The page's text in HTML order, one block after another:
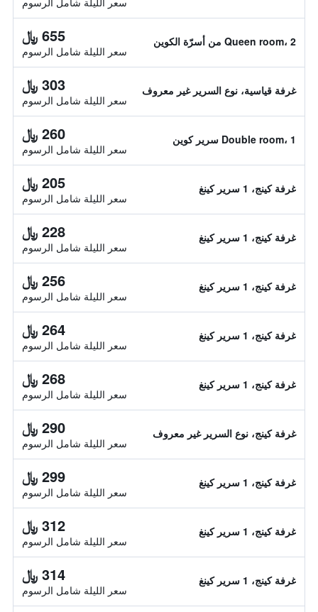
Queen room، 2 من أسرّة الكوين 655 ﷼
سعر الليلة شامل الرسوم
غرفة قياسية، نوع السرير غير معروف 303 ﷼
سعر الليلة شامل الرسوم
Double room، 1 سرير كوين 260 ﷼
سعر الليلة شامل الرسوم
غرفة كينج، 1 سرير كينغ 205 ﷼
سعر الليلة شامل الرسوم
غرفة كينج، 1 سرير كينغ 228 ﷼
سعر الليلة شامل الرسوم
غرفة كينج، 1 سرير كينغ 256 ﷼
سعر الليلة شامل الرسوم
غرفة كينج، 1 سرير كينغ 264 ﷼
سعر الليلة شامل الرسوم
غرفة كينج، 1 سرير كينغ 268 ﷼
سعر الليلة شامل الرسوم
غرفة كينج، نوع السرير غير معروف 290 ﷼
سعر الليلة شامل الرسوم
غرفة كينج، 1 سرير كينغ 299 ﷼
سعر الليلة شامل الرسوم
غرفة كينج، 1 سرير كينغ 312 ﷼
سعر الليلة شامل الرسوم
غرفة كينج، 1 سرير كينغ 314 ﷼
سعر الليلة شامل الرسوم